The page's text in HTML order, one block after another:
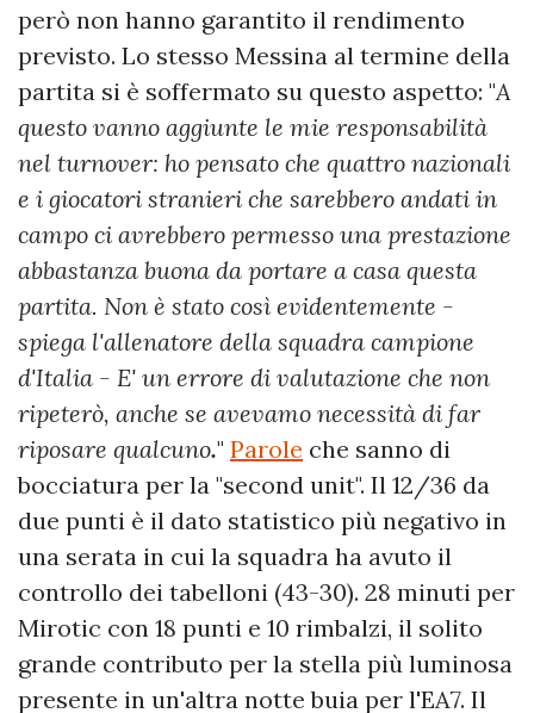
però non hanno garantito il rendimento
previsto. Lo stesso Messina al termine della
partita si è soffermato su questo aspetto: "A
questo vanno aggiunte le mie responsabilità
nel turnover: ho pensato che quattro nazionali
e i giocatori stranieri che sarebbero andati in
campo ci avrebbero permesso una prestazione
abbastanza buona da portare a casa questa
partita. Non è stato così evidentemente -
spiega l'allenatore della squadra campione
d'Italia - E' un errore di valutazione che non
ripeterò, anche se avevamo necessità di far
riposare qualcuno." Parole che sanno di
bocciatura per la "second unit". Il 12/36 da
due punti è il dato statistico più negativo in
una serata in cui la squadra ha avuto il
controllo dei tabelloni (43-30). 28 minuti per
Mirotic con 18 punti e 10 rimbalzi, il solito
grande contributo per la stella più luminosa
presente in un'altra notte buia per l'EA7. Il